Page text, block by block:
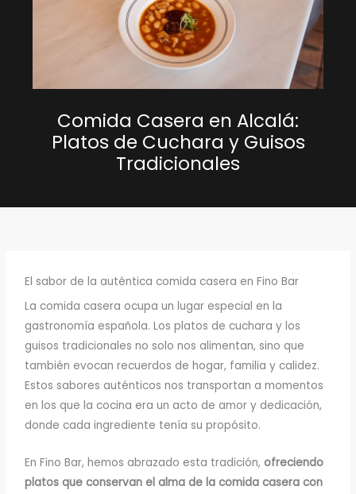
Comida Casera en Alcalá:
Platos de Cuchara y Guisos
Tradicionales
El sabor de la auténtica comida casera en Fino Bar
La comida casera ocupa un lugar especial en la
gastronomía española. Los platos de cuchara y los
guisos tradicionales no solo nos alimentan, sino que
también evocan recuerdos de hogar, familia y calidez.
Estos sabores auténticos nos transportan a momentos
en los que la cocina era un acto de amor y dedicación,
donde cada ingrediente tenía su propósito.
En Fino Bar, hemos abrazado esta tradición,ofreciendo
platos que conservan el alma de la comida casera con